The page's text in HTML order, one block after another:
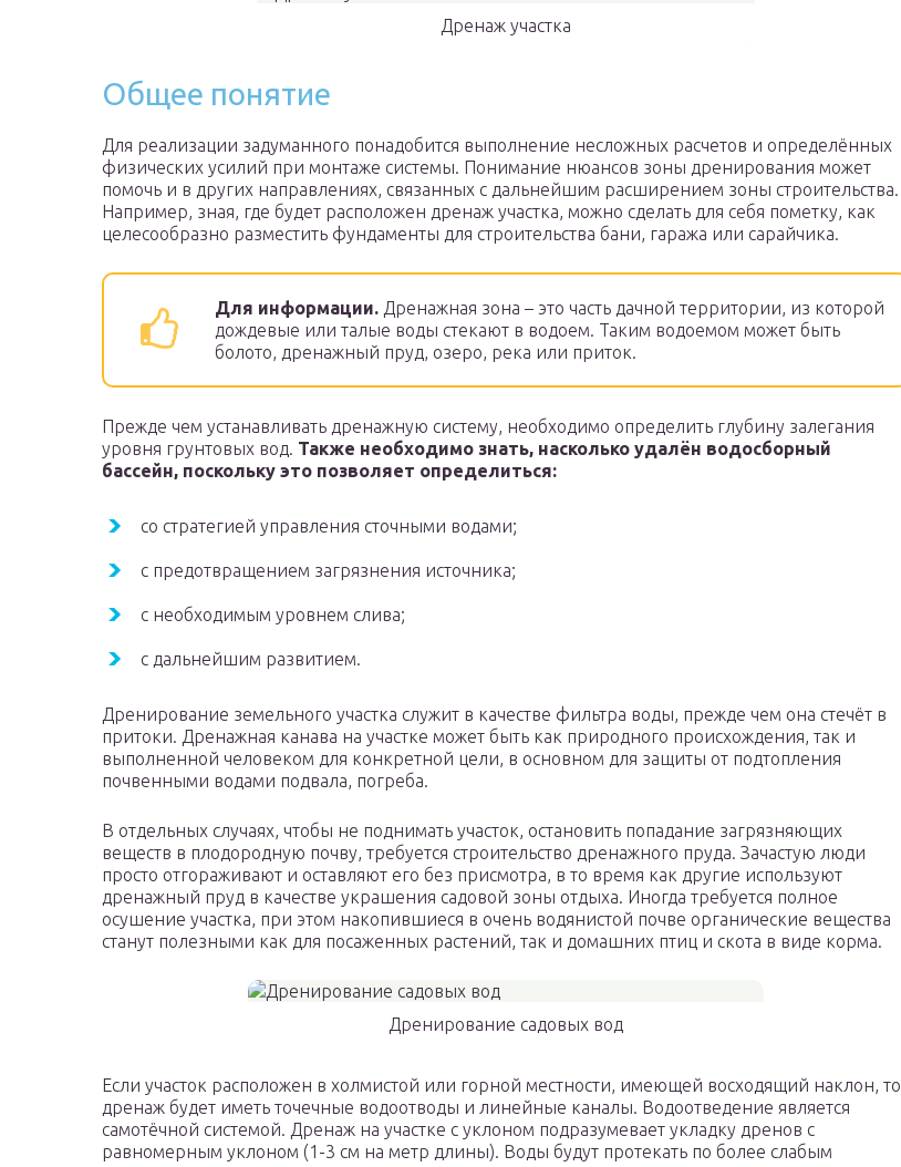
Дренаж участка
Общее понятие
Для реализации задуманного понадобится выполнение несложных расчетов и определённых
физических усилий при монтаже системы. Понимание нюансов зоны дренирования может
помочь и в других направлениях, связанных с дальнейшим расширением зоны строительства.
Например, зная, где будет расположен дренаж участка, можно сделать для себя пометку, как
целесообразно разместить фундаменты для строительства бани, гаража или сарайчика.
Для информации. Дренажная зона – это часть дачной территории, из которой
дождевые или талые воды стекают в водоем. Таким водоемом может быть
болото, дренажный пруд, озеро, река или приток.
Прежде чем устанавливать дренажную систему, необходимо определить глубину залегания
уровня грунтовых вод. Также необходимо знать, насколько удалён водосборный
бассейн, поскольку это позволяет определиться:
со стратегией управления сточными водами;
с предотвращением загрязнения источника;
с необходимым уровнем слива;
с дальнейшим развитием.
Дренирование земельного участка служит в качестве фильтра воды, прежде чем она стечёт в
притоки. Дренажная канава на участке может быть как природного происхождения, так и
выполненной человеком для конкретной цели, в основном для защиты от подтопления
почвенными водами подвала, погреба.
В отдельных случаях, чтобы не поднимать участок, остановить попадание загрязняющих
веществ в плодородную почву, требуется строительство дренажного пруда. Зачастую люди
просто отгораживают и оставляют его без присмотра, в то время как другие используют
дренажный пруд в качестве украшения садовой зоны отдыха. Иногда требуется полное
осушение участка, при этом накопившиеся в очень водянистой почве органические вещества
станут полезными как для посаженных растений, так и домашних птиц и скота в виде корма.
Дренирование садовых вод
Если участок расположен в холмистой или горной местности, имеющей восходящий наклон, то
дренаж будет иметь точечные водоотводы и линейные каналы. Водоотведение является
самотёчной системой. Дренаж на участке с уклоном подразумевает укладку дренов с
равномерным уклоном (1-3 см на метр длины). Воды будут протекать по более слабым